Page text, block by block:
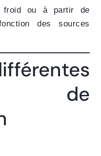
froid ou à partir de
des sources
de